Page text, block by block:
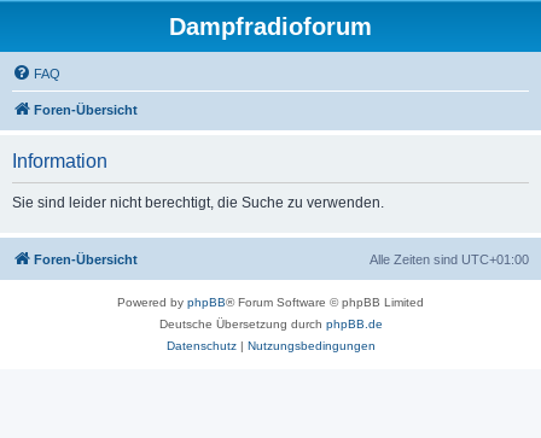
Dampfradioforum
FAQ
Foren-Übersicht
Information
Sie sind leider nicht berechtigt, die Suche zu verwenden.
Foren-Übersicht Alle Zeiten sind UTC+01:00
Powered by phpBB® Forum Software © phpBB Limited
Deutsche Übersetzung durch phpBB.de
Datenschutz| Nutzungsbedingungen